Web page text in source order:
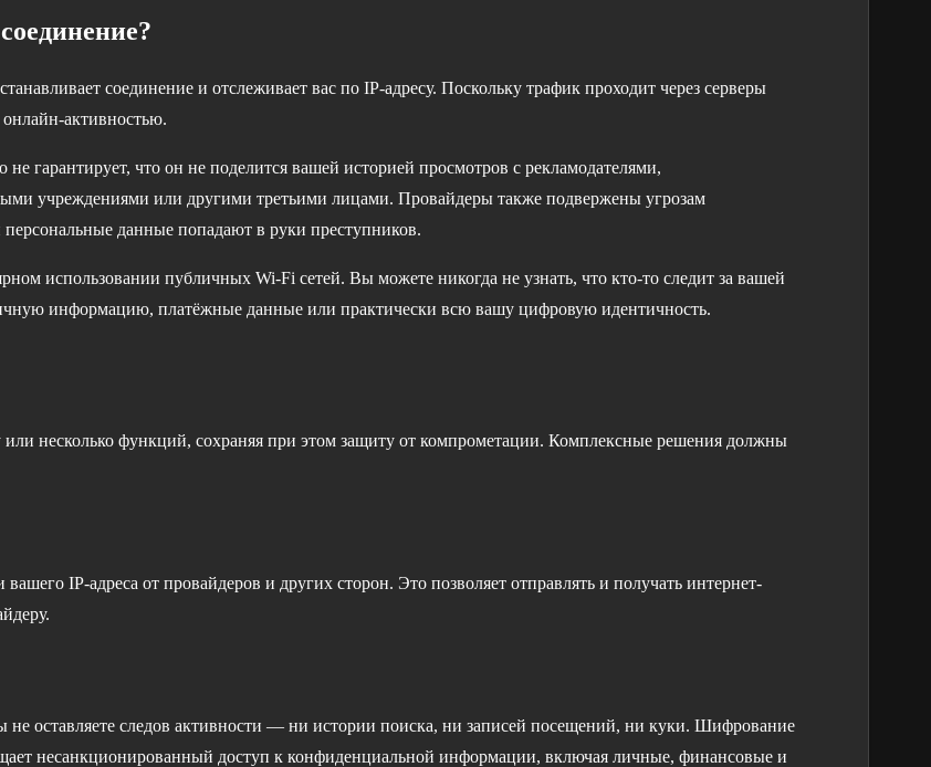
соединение и отслеживает вас по IP-адресу. Поскольку трафик проходит через серверы
активностью.
гарантирует, что он не поделится вашей историей просмотров с рекламодателями,
учреждениями или другими третьими лицами. Провайдеры также подвержены угрозам
данные попадают в руки преступников.
использовании публичных Wi-Fi сетей. Вы можете никогда не узнать, что кто-то следит за вашей
информацию, платёжные данные или практически всю вашу цифровую идентичность.
несколько функций, сохраняя при этом защиту от компрометации. Комплексные решения должны
IP-адреса от провайдеров и других сторон. Это позволяет отправлять и получать интернет-
оставляете следов активности — ни истории поиска, ни записей посещений, ни куки. Шифрование
несанкционированный доступ к конфиденциальной информации, включая личные, финансовые и